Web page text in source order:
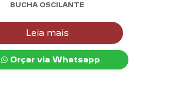
BUCHA OSCILANTE
Leia mais
Orçar via Whatsapp